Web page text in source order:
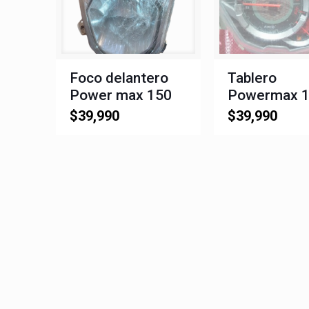
Foco delantero
Power max 150
$39,990
Tablero
Powermax
$39,990